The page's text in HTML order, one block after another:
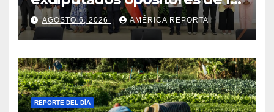
AN de 2015
AGOSTO 6, 2026 AMÉRICA REPORTA
REPORTE DEL DÍA